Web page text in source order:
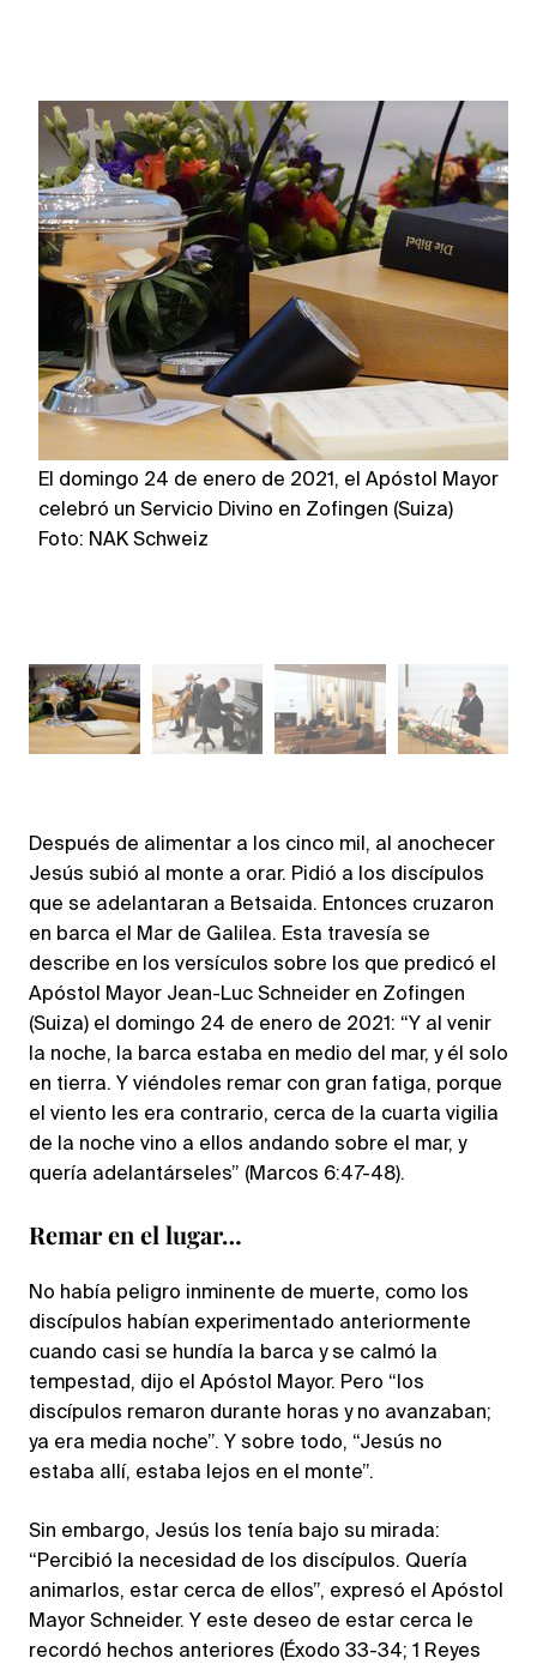
El domingo 24 de enero de 2021, el Apóstol Mayor
celebró un Servicio Divino en Zofingen (Suiza)
Foto: NAK Schweiz
Después de alimentar a los cinco mil, al anochecer
Jesús subió al monte a orar. Pidió a los discípulos
que se adelantaran a Betsaida. Entonces cruzaron
en barca el Mar de Galilea. Esta travesía se
describe en los versículos sobre los que predicó el
Apóstol Mayor Jean-Luc Schneider en Zofingen
(Suiza) el domingo 24 de enero de 2021: “Y al venir
la noche, la barca estaba en medio del mar, y él solo
en tierra. Y viéndoles remar con gran fatiga, porque
el viento les era contrario, cerca de la cuarta vigilia
de la noche vino a ellos andando sobre el mar, y
quería adelantárseles” (Marcos 6:47-48).
Remar en el lugar…
No había peligro inminente de muerte, como los
discípulos habían experimentado anteriormente
cuando casi se hundía la barca y se calmó la
tempestad, dijo el Apóstol Mayor. Pero “los
discípulos remaron durante horas y no avanzaban;
ya era media noche”. Y sobre todo, “Jesús no
estaba allí, estaba lejos en el monte”.
Sin embargo, Jesús los tenía bajo su mirada:
“Percibió la necesidad de los discípulos. Quería
animarlos, estar cerca de ellos”, expresó el Apóstol
Mayor Schneider. Y este deseo de estar cerca le
recordó hechos anteriores (Éxodo 33-34; 1 Reyes